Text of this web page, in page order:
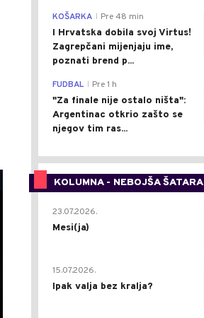
KOŠARKA Pre 48 min
I Hrvatska dobila svoj Virtus!
Zagrepčani mijenjaju ime,
poznati brend p...
FUDBAL Pre 1 h
"Za finale nije ostalo ništa":
Argentinac otkrio zašto se
njegov tim ras...
KOLUMNA - NEBOJŠA ŠATARA
23.07.2026.
Mesi(ja)
15.07.2026.
Ipak valja bez kralja?